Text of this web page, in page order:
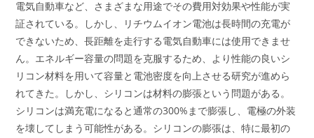
電気自動車など、さまざまな用途でその費用対効果や性能が実
証されている。しかし、リチウムイオン電池は長時間の充電が
できないため、長距離を走行する電気自動車には使用できませ
ん。エネルギー容量の問題を克服するため、より性能の良いシ
リコン材料を用いて容量と電池密度を向上させる研究が進めら
れてきた。しかし、シリコンは材料の膨張という問題がある。
シリコンは満充電になると通常の300%まで膨張し、電極の外装
を壊してしまう可能性がある。シリコンの膨張は、特に最初の